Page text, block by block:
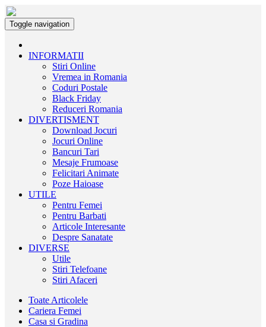
Toggle navigation
INFORMATII
Stiri Online
Vremea in Romania
Coduri Postale
Black Friday
Reduceri Romania
DIVERTISMENT
Download Jocuri
Jocuri Online
Bancuri Tari
Mesaje Frumoase
Felicitari Animate
Poze Haioase
UTILE
Pentru Femei
Pentru Barbati
Articole Interesante
Despre Sanatate
DIVERSE
Utile
Stiri Telefoane
Stiri Afaceri
Toate Articolele
Cariera Femei
Casa si Gradina